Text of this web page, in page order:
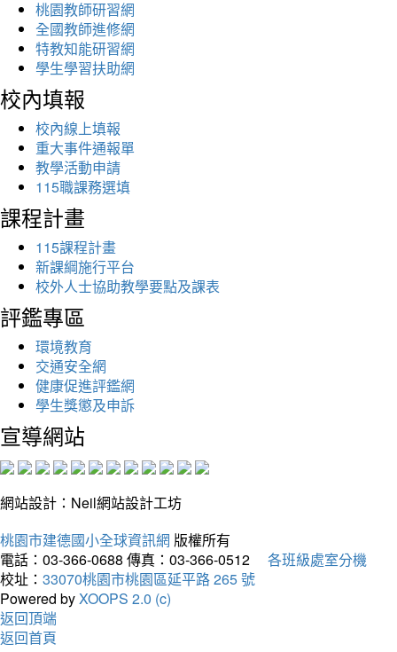
桃園教師研習網
全國教師進修網
特教知能研習網
學生學習扶助網
校內填報
校內線上填報
重大事件通報單
教學活動申請
115職課務選填
課程計畫
115課程計畫
新課綱施行平台
校外人士協助教學要點及課表
評鑑專區
環境教育
交通安全網
健康促進評鑑網
學生獎懲及申訴
宣導網站
網站設計：Neil網站設計工坊
桃園市建德國小全球資訊網 版權所有
電話：03-366-0688 傳真：03-366-0512
各班級處室分機
校址： 33070桃園市桃園區延平路 265 號
Powered byXOOPS 2.0 (c)
返回頂端
返回首頁